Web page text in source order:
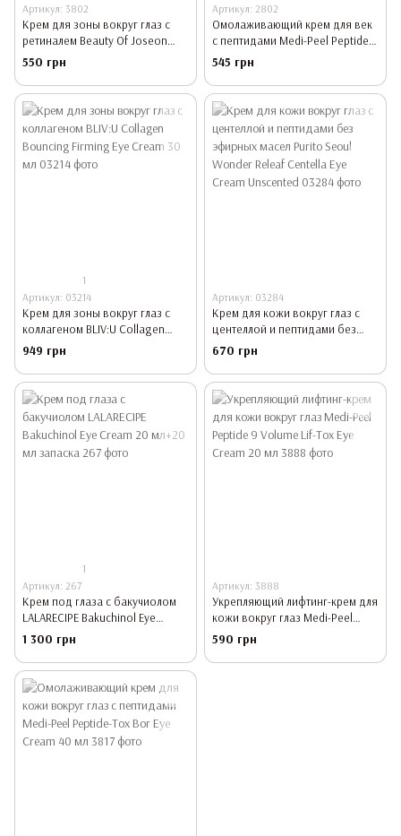
Артикул: 3802
Крем для зоны вокруг глаз с
ретиналем Beauty Of Joseon
Revive Eye Serum Ginseng +
Retinal 30 мл
550 грн
Артикул: 2802
Омолаживающий крем для век
с пептидами Medi-Peel Peptide
Balance 9 Eye Hyaluronic Volumy
Eye Cream, 40 мл
545 грн
1
Артикул: 03214
Крем для зоны вокруг глаз с
коллагеном BLIV:U Collagen
Bouncing Firming Eye Cream 30
949 грн
Артикул: 03284
Крем для кожи вокруг глаз с
центеллой и пептидами без
эфирных масел Purito Seoul
Wonder Releaf Centella Eye
Cream Unscented
670 грн
1
Артикул: 267
Крем под глаза с бакучиолом
LALARECIPE Bakuchinol Eye
Cream 20 мл+20 мл запаска
1 300 грн
Артикул: 3888
Укрепляющий лифтинг-крем для
кожи вокруг глаз Medi-Peel
Peptide 9 Volume Lif-Tox Eye
Cream 20 мл
590 грн